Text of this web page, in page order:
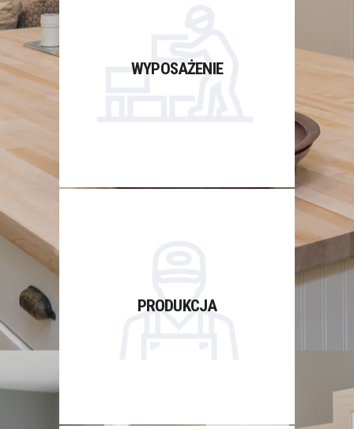
WYPOSAŻENIE
blaty, sprzęt AGD, zlewy, krany,
oświetlenie, akcesoria i okucia
PRODUKCJA
projektem – własne zaplecze